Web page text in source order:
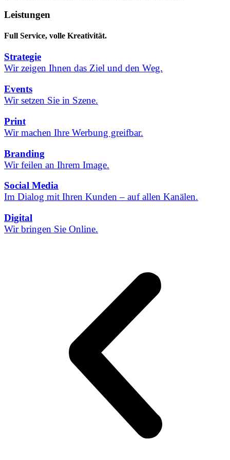
Leistungen
Full Service, volle Kreativität.
Strategie
Wir zeigen Ihnen das Ziel und den Weg.
Events
Wir setzen Sie in Szene.
Print
Wir machen Ihre Werbung greifbar.
Branding
Wir feilen an Ihrem Image.
Social Media
Im Dialog mit Ihren Kunden – auf allen Kanälen.
Digital
Wir bringen Sie Online.